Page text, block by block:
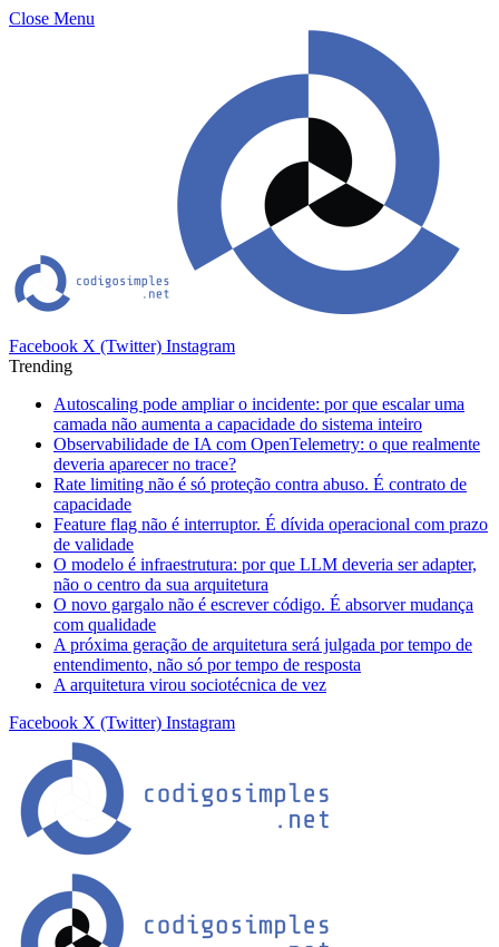
Close Menu
Facebook X (Twitter) Instagram
Trending
Autoscaling pode ampliar o incidente: por que escalar uma
camada não aumenta a capacidade do sistema inteiro
Observabilidade de IA com OpenTelemetry: o que realmente
deveria aparecer no trace?
Rate limiting não é só proteção contra abuso. É contrato de
capacidade
Feature flag não é interruptor. É dívida operacional com prazo
de validade
O modelo é infraestrutura: por que LLM deveria ser adapter,
não o centro da sua arquitetura
O novo gargalo não é escrever código. É absorver mudança
com qualidade
A próxima geração de arquitetura será julgada por tempo de
entendimento, não só por tempo de resposta
A arquitetura virou sociotécnica de vez
Facebook X (Twitter) Instagram